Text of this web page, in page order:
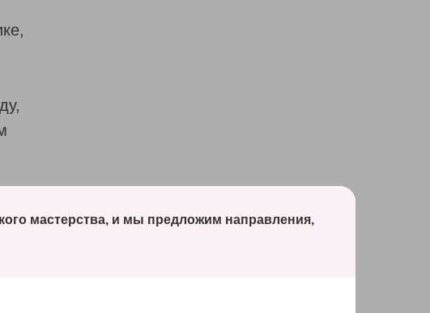
мастерства, и мы предложим направления,